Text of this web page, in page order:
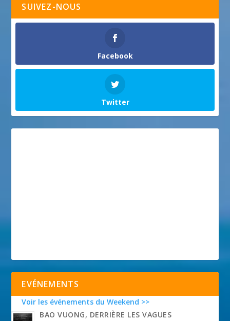
SUIVEZ-NOUS
Facebook
Twitter
EVÉNEMENTS
Voir les événements du Weekend >>
BAO VUONG, DERRIÈRE LES VAGUES